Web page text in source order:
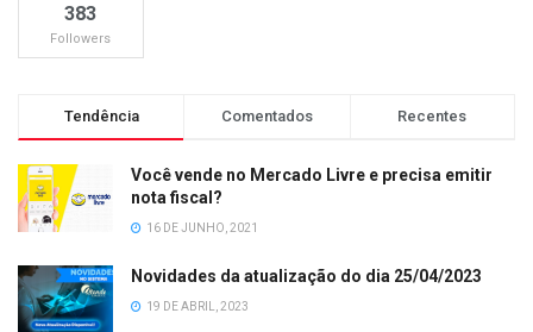
383
Followers
Tendência Comentados Recentes
Você vende no Mercado Livre e precisa emitir
nota fiscal?
16 DE JUNHO, 2021
Novidades da atualização do dia 25/04/2023
19 DE ABRIL, 2023